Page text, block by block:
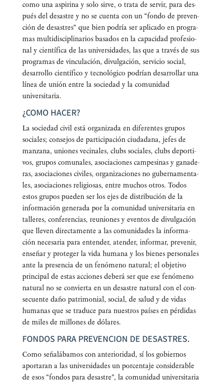
como una aspi­ri­na y solo sir­ve, o tra­ta de ser­vir, para des­
pués del desas­tre y no se cuen­ta con un “fon­do de pre­ven­
ción de desas­tres” que bien podría ser apli­ca­do en pro­gra­
mas mul­ti­dis­ci­pli­na­rios basa­dos en la capa­ci­dad pro­fe­sio­
nal y cien­tí­fi­ca de las uni­ver­si­da­des, las que a tra­vés de sus
pro­gra­mas de vin­cu­la­ción, divul­ga­ción, ser­vi­cio social,
desa­rro­llo cien­tí­fi­co y tec­no­ló­gi­co podrían desa­rro­llar una
línea de unión entre la socie­dad y la comu­ni­dad
universitaria.
¿COMO HACER?
La socie­dad civil está orga­ni­za­da en dife­ren­tes gru­pos
socia­les; con­se­jos de par­ti­ci­pa­ción ciu­da­da­na, jefes de
man­za­na, unio­nes veci­na­les, clubs socia­les, clubs depor­ti­
vos, gru­pos comu­na­les, aso­cia­cio­nes cam­pe­si­nas y gana­de­
ras, aso­cia­cio­nes civi­les, orga­ni­za­cio­nes no guber­na­men­ta­
les, aso­cia­cio­nes reli­gio­sas, entre muchos otros. Todos
estos gru­pos pue­den ser los ejes de dis­tri­bu­ción de la
infor­ma­ción gene­ra­da por la comu­ni­dad uni­ver­si­ta­ria en
talle­res, con­fe­ren­cias, reunio­nes y even­tos de divul­ga­ción
que lle­ven direc­ta­men­te a las comu­ni­da­des la infor­ma­
ción nece­sa­ria para enten­der, aten­der, infor­mar, pre­ve­nir,
ense­ñar y pro­te­ger la vida huma­na y los bie­nes per­so­na­les
ante la pre­sen­cia de un fenó­meno natu­ral; el obje­ti­vo
prin­ci­pal de estas accio­nes debe­rá ser que ese fenó­meno
natu­ral no se con­vier­ta en un desas­tre natu­ral con el con­
se­cuen­te daño patri­mo­nial, social, de salud y de vidas
huma­nas que se tra­du­ce para nues­tros paí­ses en pér­di­das
de miles de millo­nes de dólares.
FONDOS PARA PREVENCION DE DESASTRES.
Como seña­lá­ba­mos con ante­rio­ri­dad, sí los gobier­nos
apor­ta­ran a las uni­ver­si­da­des un por­cen­ta­je con­si­de­ra­ble
de esos “fon­dos para desas­tre”, la comu­ni­dad uni­ver­si­ta­ria